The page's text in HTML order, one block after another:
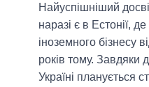
Найуспішніший
наразі є в Естонії,
іноземного бізнесу
років тому. Завдяки
Україні планується